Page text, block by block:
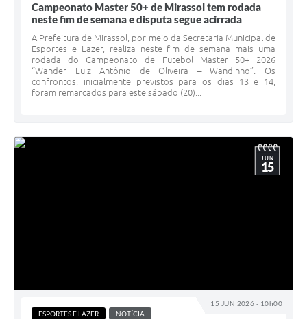
Campeonato Master 50+ de Mirassol tem rodada
neste fim de semana e disputa segue acirrada
A Prefeitura de Mirassol, por meio da Secretaria Municipal de
Esportes e Lazer, realiza neste fim de semana mais uma
rodada do Campeonato de Futebol Master 50+ 2026
“Wander Luiz Antônio de Oliveira – Wandinho”. Os
confrontos, inicialmente previstos para os dias 13 e 14,
foram remarcados para este sábado (20)...
15 JUN 2026 - 10h00
JUN
15
ESPORTES E LAZER NOTÍCIA